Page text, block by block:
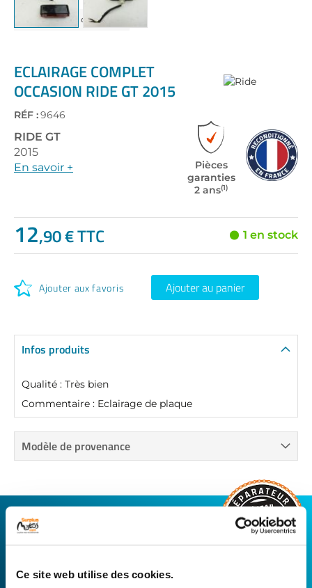
Ce site web utilise des cookies.
the
beginning
of
the
images
gallery
ECLAIRAGE COMPLET
OCCASION RIDE GT 2015
RÉF :9646
RIDE GT
2015
En savoir +
Pièces
garanties
2 ans(1)
12,90 € TTC 1 en stock
Ajouter aux favoris Ajouter au panier
Infos produits
Qualité : Très bien
Commentaire : Eclairage de plaque
Modèle de provenance
CONNECTEZ-VOUS AVEC VOTRE
RÉPARATEUR FAVORI
Avec Surplus Motos, bénéficiez de l’expertise